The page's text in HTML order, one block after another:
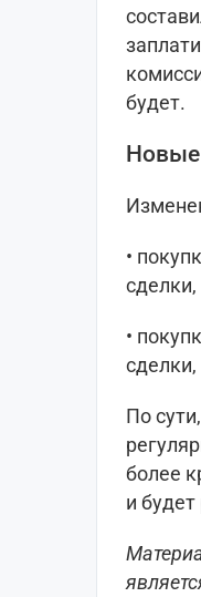
будет.
Новые
•
•
По
более
и